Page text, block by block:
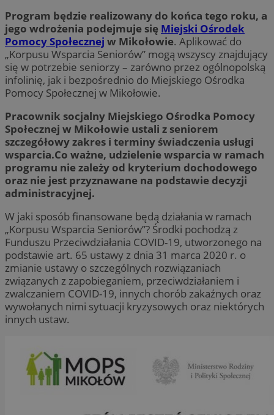
Program będzie realizowany do końca tego roku, a
jego wdrożenia podejmuje się Miejski Ośrodek
Pomocy Społecznej w Mikołowie. Aplikować do
„Korpusu Wsparcia Seniorów” mogą wszyscy znajdujący
się w potrzebie seniorzy – zarówno przez ogólnopolską
infolinię, jak i bezpośrednio do Miejskiego Ośrodka
Pomocy Społecznej w Mikołowie.
Pracownik socjalny Miejskiego Ośrodka Pomocy
Społecznej w Mikołowie ustali z seniorem
szczegółowy zakres i terminy świadczenia usługi
wsparcia.Co ważne, udzielenie wsparcia w ramach
programu nie zależy od kryterium dochodowego
oraz nie jest przyznawane na podstawie decyzji
administracyjnej.
W jaki sposób finansowane będą działania w ramach
„Korpusu Wsparcia Seniorów”? Środki pochodzą z
Funduszu Przeciwdziałania COVID-19, utworzonego na
podstawie art. 65 ustawy z dnia 31 marca 2020 r. o
zmianie ustawy o szczególnych rozwiązaniach
związanych z zapobieganiem, przeciwdziałaniem i
zwalczaniem COVID-19, innych chorób zakaźnych oraz
wywołanych nimi sytuacji kryzysowych oraz niektórych
innych ustaw.